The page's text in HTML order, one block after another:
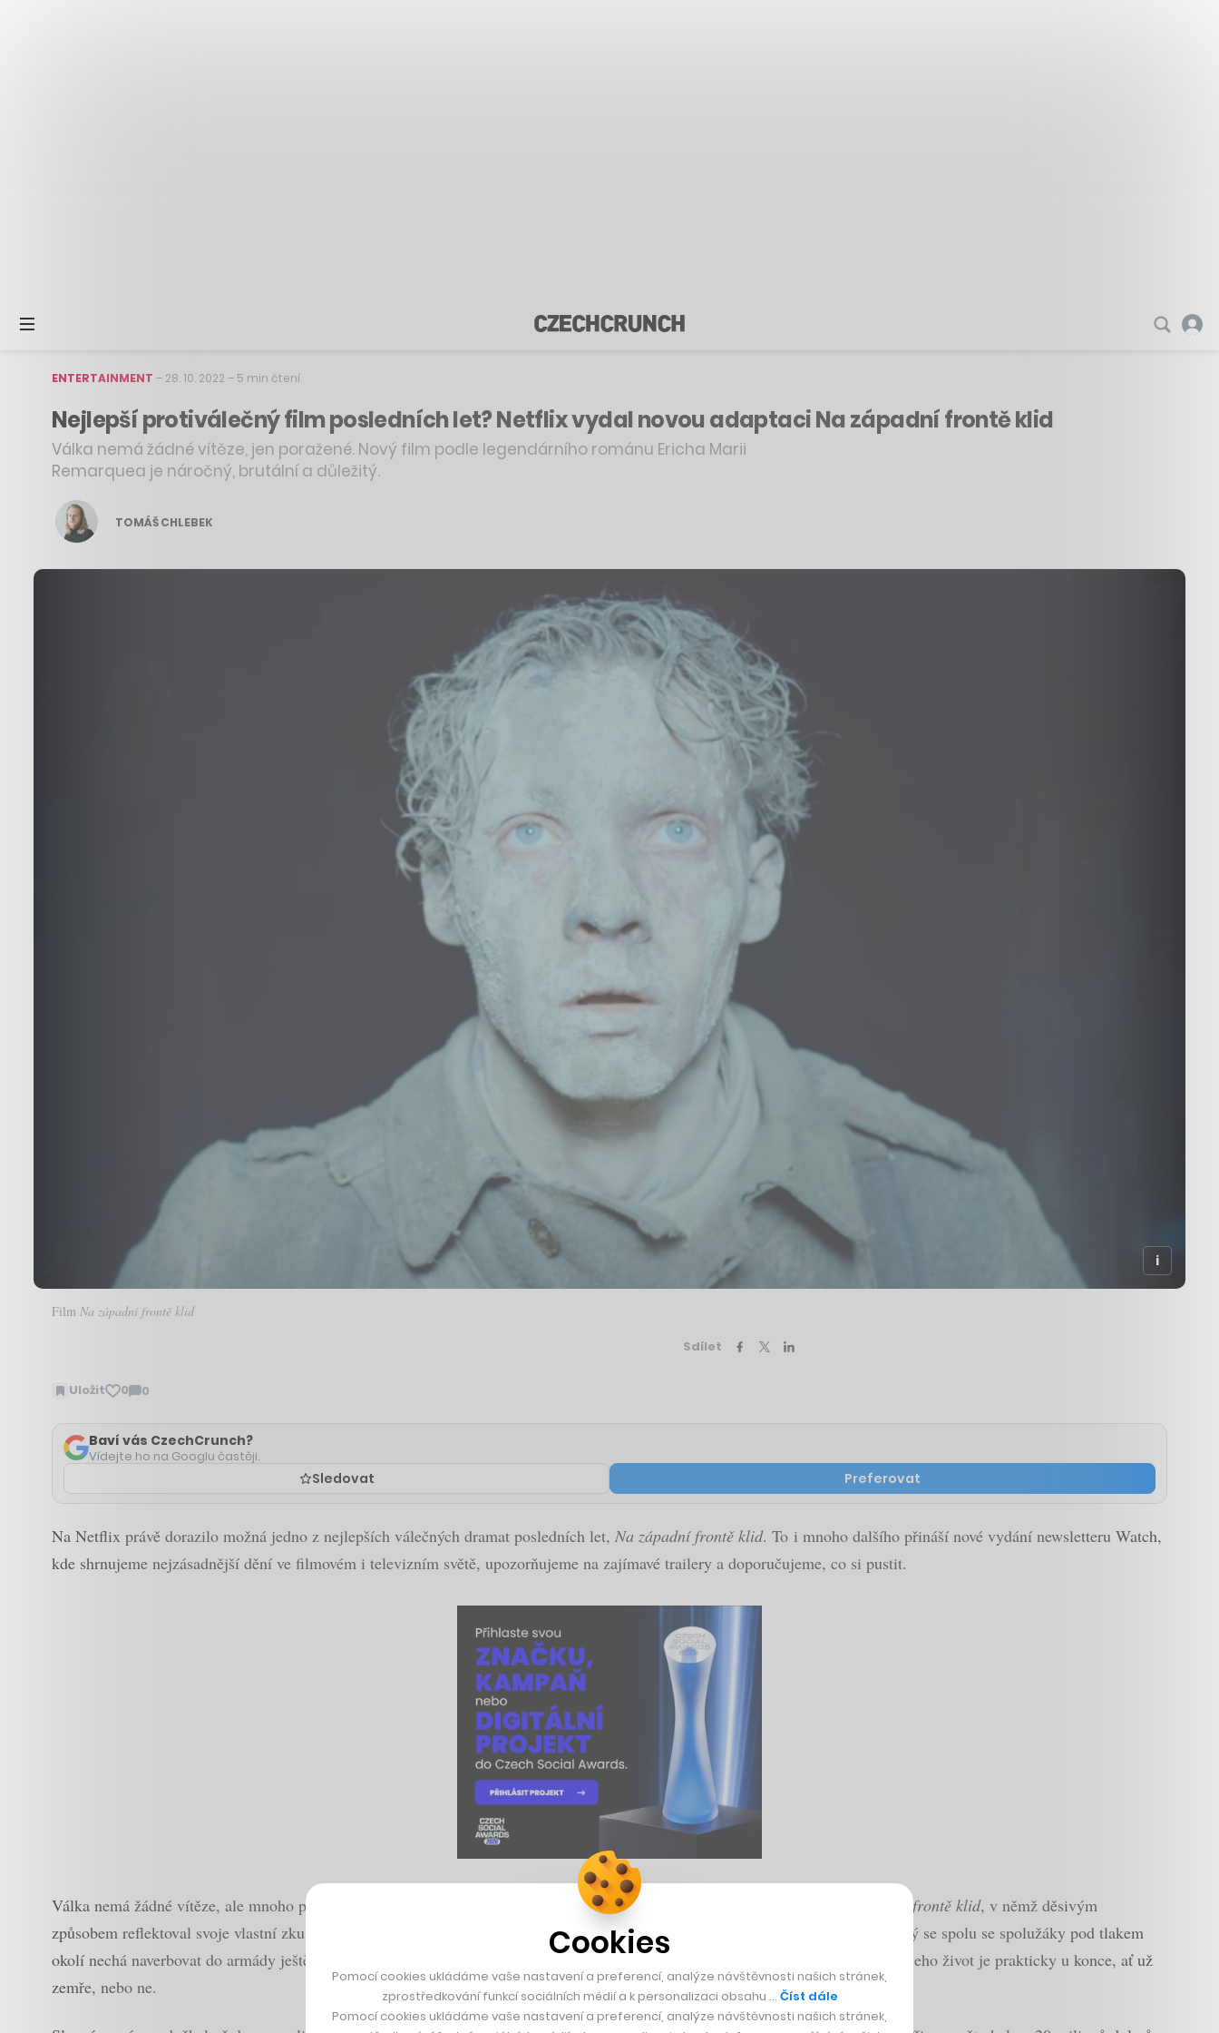
ENTERTAINMENT – 28. 10. 2022 – 5 min čtení
Nejlepší protiválečný film posledních let? Netflix vydal novou adaptaci Na západní frontě klid
Válka nemá žádné vítěze, jen poražené. Nový film podle legendárního románu Ericha Marii
Remarquea je náročný, brutální a důležitý.
TOMÁŠ CHLEBEK
Film Na západní frontě klid
Sdílet
Uložit 0 0
Zobrazit
Baví vás CzechCrunch?
Vídejte ho na Googlu častěji.
Sledovat Preferovat
Na Netflix právě dorazilo možná jedno z nejlepších válečných dramat posledních let, Na západní frontě klid. To i mnoho dalšího přináší nové vydání newsletteru Watch,
kde shrnujeme nejzásadnější dění ve filmovém i televizním světě, upozorňujeme na zajímavé trailery a doporučujeme, co si pustit.
Válka nemá žádné vítěze, ale mnoho poražených. To je asi hlavní poselství slavného románu Ericha Marii Remarquea Na západní frontě klid, v němž děsivým
způsobem reflektoval svoje vlastní zkušenosti řadového vojáka v první světové válce. Hrdinou románu je mladík Paul Bäumer, který se spolu se spolužáky pod tlakem
okolí nechá naverbovat do armády ještě před dokončením gymnázia. Zprvu ho strhne válečné nadšení, brzy ale začne zjišťovat, že jeho život je prakticky u konce, ať už
zemře, nebo ne.
Cookies
Pomocí cookies ukládáme vaše nastavení a preferencí, analýze návštěvnosti našich stránek,
zprostředkování funkcí sociálních médií a k personalizaci obsahu … Číst dále
Pomocí cookies ukládáme vaše nastavení a preferencí, analýze návštěvnosti našich stránek,